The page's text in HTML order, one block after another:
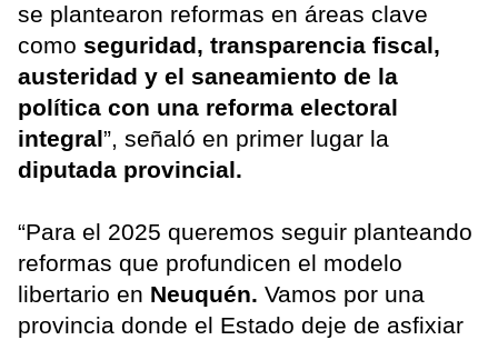
se plantearon reformas en áreas clave
como seguridad, transparencia fiscal,
austeridad y el saneamiento de la
política con una reforma electoral
integral”, señaló en primer lugar la
diputada provincial.
“Para el 2025 queremos seguir planteando
reformas que profundicen el modelo
libertario en Neuquén. Vamos por una
provincia donde el Estado deje de asfixiar